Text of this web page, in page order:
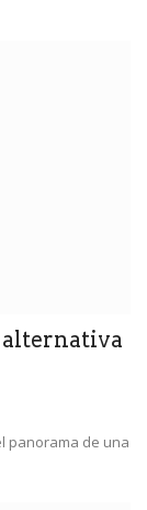
alternativa
panorama de una